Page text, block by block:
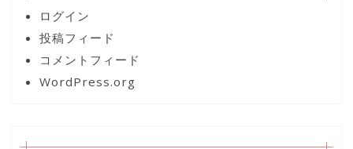
ログイン
投稿フィード
コメントフィード
WordPress.org